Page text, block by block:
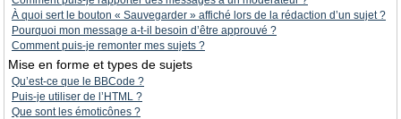
À quoi sert le bouton « Sauvegarder » affiché lors de la rédaction d’un sujet ?
Pourquoi mon message a-t-il besoin d’être approuvé ?
Comment puis-je remonter mes sujets ?
Mise en forme et types de sujets
Qu’est-ce que le BBCode ?
Puis-je utiliser de l’HTML ?
Que sont les émoticônes ?